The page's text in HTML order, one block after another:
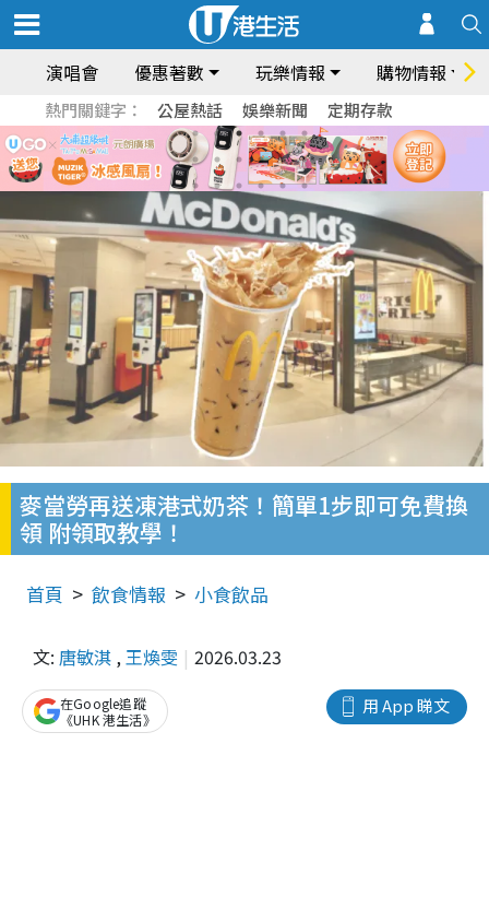
演唱會 優惠著數 玩樂情報 購物情報
熱門關鍵字： 公屋熱話 娛樂新聞 定期存款
麥當勞再送凍港式奶茶！簡單1步即可免費換
領 附領取教學！
首頁 飲食情報 小食飲品
文: 唐敏淇 ,王煥雯 2026.03.23
用 App 睇文
在Google追蹤
《UHK 港生活》